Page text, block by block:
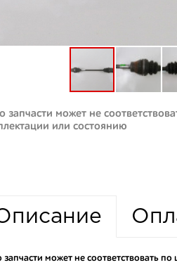
запчасти может не
или состоянию
может не соответствовать